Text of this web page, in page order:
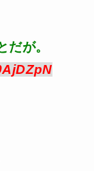
だが。